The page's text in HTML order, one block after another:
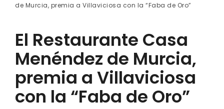
de Murcia, premia a Villaviciosa con la “Faba de Oro”
El Restaurante Casa
Menéndez de Murcia,
premia a Villaviciosa
con la “Faba de Oro”